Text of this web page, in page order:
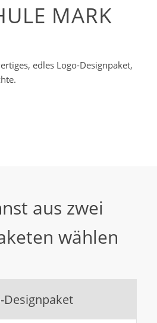
MARK
edles Logo-Designpaket,
aus zwei
wählen
Designpaket